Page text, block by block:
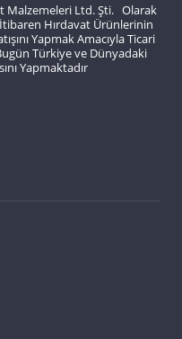
Malzemeleri Ltd. Şti. Olarak
İtibaren Hırdavat Ürünlerinin
Yapmak Amacıyla Ticari
Türkiye ve Dünyadaki
Yapmaktadır